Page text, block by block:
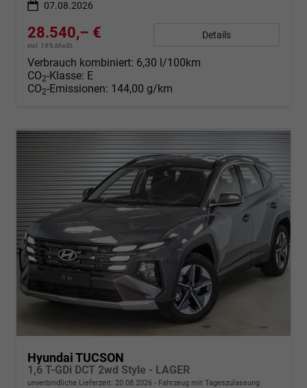
07.08.2026
28.540,– €
incl. 19% MwSt.
Details
Verbrauch kombiniert: 6,30 l/100km
CO2-Klasse: E
CO2-Emissionen: 144,00 g/km
Hyundai TUCSON
1,6 T-GDi DCT 2wd Style - LAGER
unverbindliche Lieferzeit: 20.08.2026 Fahrzeug mit Tageszulassung